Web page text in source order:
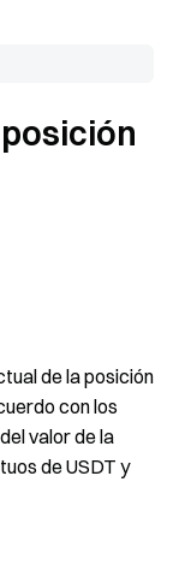
de la posición
con los
valor de la
de USDT y